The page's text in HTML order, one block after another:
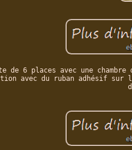
de 6 places avec une
avec du ruban adhésif